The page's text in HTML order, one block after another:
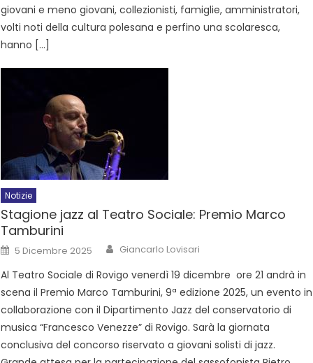
giovani e meno giovani, collezionisti, famiglie, amministratori,
volti noti della cultura polesana e perfino una scolaresca,
hanno […]
Notizie
Stagione jazz al Teatro Sociale: Premio Marco
Tamburini
5 Dicembre 2025 Giancarlo Lovisari
Al Teatro Sociale di Rovigo venerdì 19 dicembre ore 21 andrà in
scena il Premio Marco Tamburini, 9ª edizione 2025, un evento in
collaborazione con il Dipartimento Jazz del conservatorio di
musica “Francesco Venezze” di Rovigo. Sarà la giornata
conclusiva del concorso riservato a giovani solisti di jazz.